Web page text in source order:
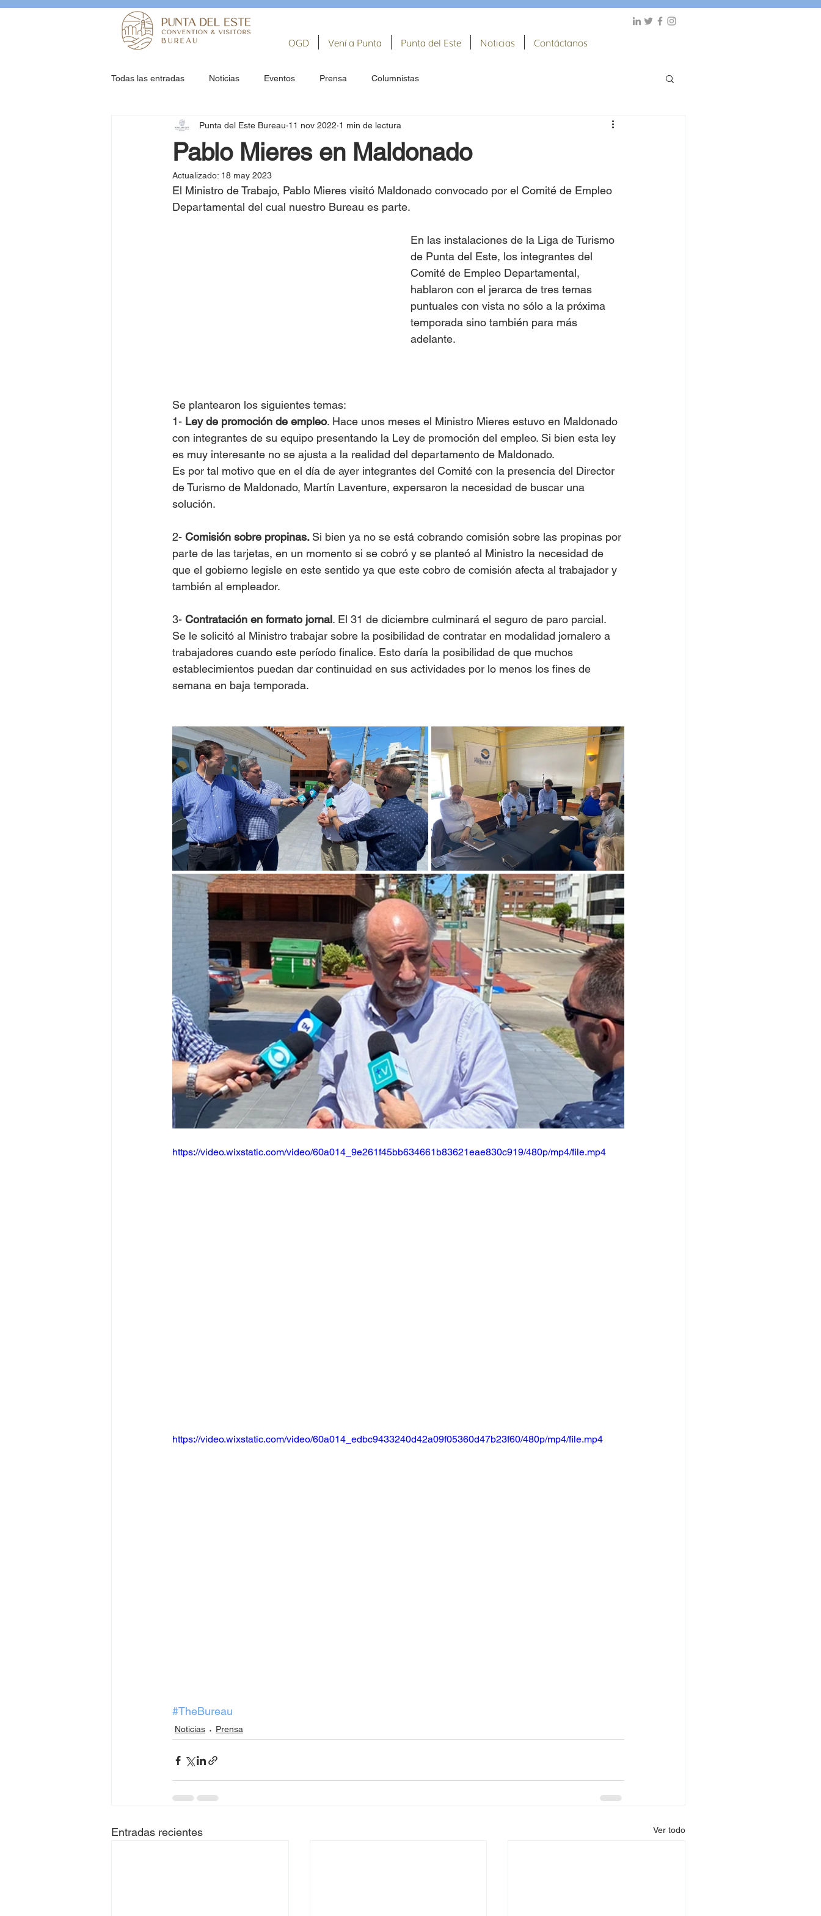
OGD Vení a Punta Punta del Este Noticias Contáctanos
Todas las entradas Noticias Eventos Prensa Columnistas
Pablo Mieres en Maldonado
Punta del Este Bureau 11 nov 2022 1 min de lectura
Actualizado: 18 may 2023
El Ministro de Trabajo, Pablo Mieres visitó Maldonado convocado por el Comité de Empleo
Departamental del cual nuestro Bureau es parte.
En las instalaciones de la Liga de Turismo
de Punta del Este, los integrantes del
Comité de Empleo Departamental,
hablaron con el jerarca de tres temas
puntuales con vista no sólo a la próxima
temporada sino también para más
adelante.
Se plantearon los siguientes temas:
1- Ley de promoción de empleo. Hace unos meses el Ministro Mieres estuvo en Maldonado
con integrantes de su equipo presentando la Ley de promoción del empleo. Si bien esta ley
es muy interesante no se ajusta a la realidad del departamento de Maldonado.
Es por tal motivo que en el día de ayer integrantes del Comité con la presencia del Director
de Turismo de Maldonado, Martín Laventure, expersaron la necesidad de buscar una
solución.
2- Comisión sobre propinas. Si bien ya no se está cobrando comisión sobre las propinas por
parte de las tarjetas, en un momento si se cobró y se planteó al Ministro la necesidad de
que el gobierno legisle en este sentido ya que este cobro de comisión afecta al trabajador y
también al empleador.
3- Contratación en formato jornal. El 31 de diciembre culminará el seguro de paro parcial.
Se le solicitó al Ministro trabajar sobre la posibilidad de contratar en modalidad jornalero a
trabajadores cuando este período finalice. Esto daría la posibilidad de que muchos
establecimientos puedan dar continuidad en sus actividades por lo menos los fines de
semana en baja temporada.
https://video.wixstatic.com/video/60a014_9e261f45bb634661b83621eae830c919/480p/mp4/file.mp4
https://video.wixstatic.com/video/60a014_edbc9433240d42a09f05360d47b23f60/480p/mp4/file.mp4
#TheBureau
Noticias Prensa
Entradas recientes Ver todo